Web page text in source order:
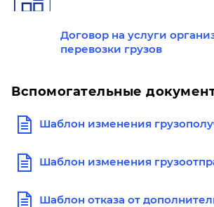
Договор на услуги
перевозки грузов
Вспомогательные
Шаблон изменения
Шаблон изменения
Шаблон отказа от